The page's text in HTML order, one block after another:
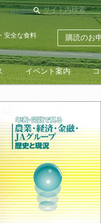
search
安全な食料
購読のお
イベント案内